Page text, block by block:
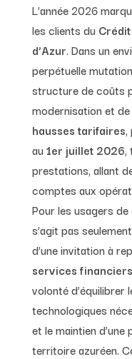
L’année 2026
les clients du
d’Azur. Dans un
perpétuelle
structure de coûts
modernisation et
hausses tarifaires,
au 1er juillet 2026,
prestations, allant
comptes aux
Pour les usagers
s’agit pas
d’une invitation à
services financiers
volonté d’équilibrer
technologiques
et le maintien
territoire azuréen.